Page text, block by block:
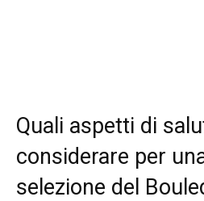
Quali aspetti di
considerare per
selezione del